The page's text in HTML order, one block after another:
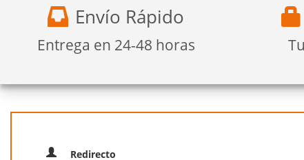
Envío Rápido
Entrega en 24-48 horas
Redirecto